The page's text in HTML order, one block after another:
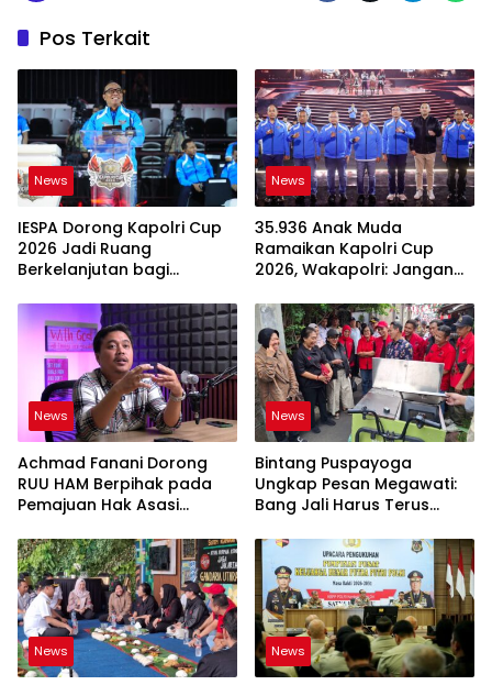
Pos Terkait
News
IESPA Dorong Kapolri Cup
2026 Jadi Ruang
Berkelanjutan bagi
News
35.936 Anak Muda
Ramaikan Kapolri Cup
2026, Wakapolri: Jangan
News
Achmad Fanani Dorong
RUU HAM Berpihak pada
Pemajuan Hak Asasi
News
Bintang Puspayoga
Ungkap Pesan Megawati:
Bang Jali Harus Terus
Dikembangkan
News News